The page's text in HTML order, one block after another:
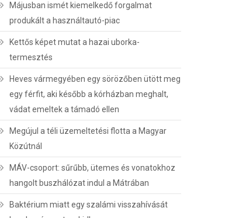
Májusban ismét kiemelkedő forgalmat
produkált a használtautó-piac
Kettős képet mutat a hazai uborka-
termesztés
Heves vármegyében egy sörözőben ütött meg
egy férfit, aki később a kórházban meghalt,
vádat emeltek a támadó ellen
Megújul a téli üzemeltetési flotta a Magyar
Közútnál
MÁV-csoport: sűrűbb, ütemes és vonatokhoz
hangolt buszhálózat indul a Mátrában
Baktérium miatt egy szalámi visszahívását